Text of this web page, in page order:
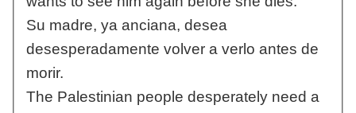
Su madre, ya anciana, desea
desesperadamente volver a verlo antes de
morir.
The Palestinian people desperately need a